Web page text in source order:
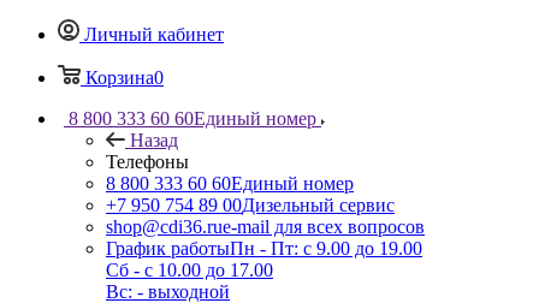
Личный кабинет
Корзина0
8 800 333 60 60Единый номер
Назад
Телефоны
8 800 333 60 60Единый номер
+7 950 754 89 00Дизельный сервис
shop@cdi36.rue-mail для всех вопросов
График работыПн - Пт: с 9.00 до 19.00
Сб - с 10.00 до 17.00
Вс: - выходной